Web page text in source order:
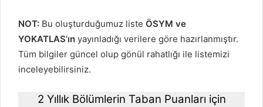
NOT: Bu oluşturduğumuz liste ÖSYM ve
YOKATLAS’ın yayınladığı verilere göre hazırlanmıştır.
Tüm bilgiler güncel olup gönül rahatlığı ile listemizi
inceleyebilirsiniz.
2 Yıllık Bölümlerin Taban Puanları için